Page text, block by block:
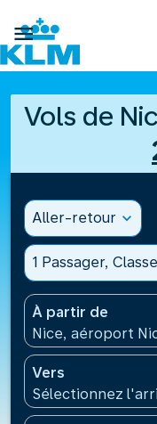

Vols de
Aller-retour expand_more
1 Passager,
À partir de
Nice, aéroport
Vers
Sélectionnez